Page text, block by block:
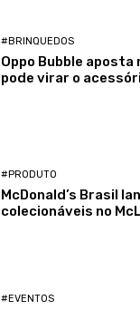
#BRINQUEDOS
Oppo Bubble aposta
pode virar o
#PRODUTO
McDonald’s Brasil
colecionáveis no
#EVENTOS